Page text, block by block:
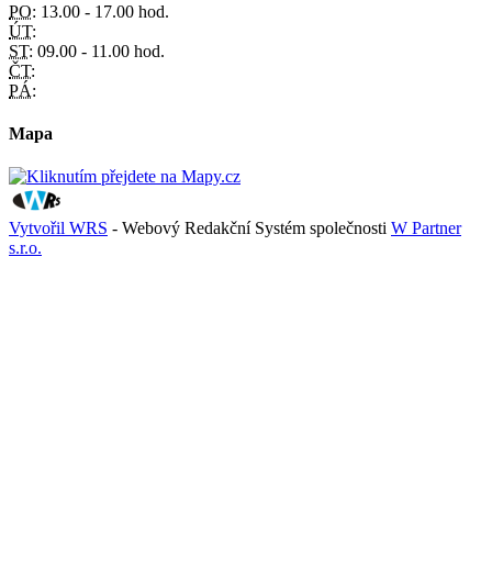
PO: 13.00 - 17.00 hod.
ÚT:
ST: 09.00 - 11.00 hod.
ČT:
PÁ:
Mapa
Vytvořil WRS - Webový Redakční Systém společnosti W Partner
s.r.o.